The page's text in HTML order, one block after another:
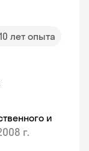
10 лет опыта
и
г.